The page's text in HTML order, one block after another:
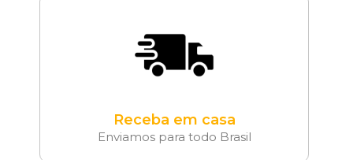
Receba em casa
Enviamos para todo Brasil